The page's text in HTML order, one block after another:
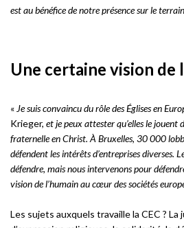
est au bénéfice de notre présence sur le
Une certaine vision de
« Je suis convaincu du rôle des Églises en
Krieger, et je peux attester qu’elles le jouent
fraternelle en Christ. À Bruxelles, 30 000
défendent les intérêts d’entreprises diverses.
défendre, mais nous intervenons pour
vision de l’humain au cœur des sociétés
Les sujets auxquels travaille la CEC ?